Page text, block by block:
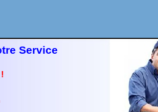
Service